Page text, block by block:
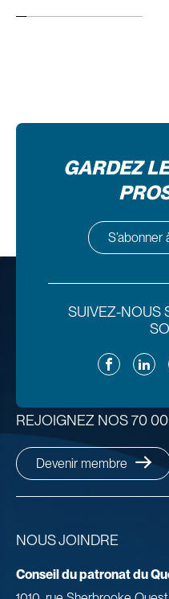
GARDEZ
S’abonner
SUIVEZ-NOUS
Facebook
NOUS JOINDRE
Conseil du patronat du
REJOIGNEZ NOS 70
Devenir membre